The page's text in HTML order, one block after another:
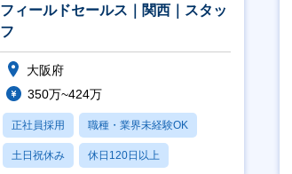
フィールドセールス｜関西｜スタッ
フ
大阪府
350万~424万
正社員採用 職種・業界未経験OK
土日祝休み 休日120日以上